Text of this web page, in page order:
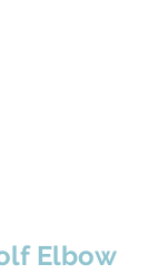
Elbow